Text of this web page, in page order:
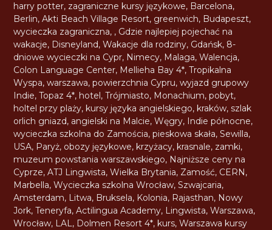
harry potter, zagraniczne kursy językowe, Barcelona,
Berlin,Akti Beach Village Resort, greenwich, Budapeszt,
wycieczka zagraniczna, , Gdzie najlepiej pojechać na
wakacje, Disneyland,Wakacje dla rodziny, Gdańsk, 8-
dniowe wycieczki na Cypr, Nimecy, Malaga,Walencja,
Colon Language Center, Mellieha Bay 4*,Tropikalna
Wyspa,warszawa,powierzchnia Cypru,wyjazd grupowy
Indie,Topaz 4*, hotel ,Trójmiasto, Monachium,pobyt,
holtel przy plaży, kursy języka angielskiego, kraków,szlak
orlich gniazd, angielski na Malcie,Węgry, Indie północne,
wycieczka szkolna do Zamościa,pieskowa skała,Sewilla,
USA, Paryż, obozy językowe, krzyżacy, krasnale, zamki,
muzeum powstania warszawskiego, Najniższe ceny na
Cyprze,ATJ Lingwista,Wielka Brytania, Zamość, CERN ,
Marbella,Wycieczka szkolna Wrocław,Szwajcaria,
Amsterdam, Litwa, Bruksela, Kolonia, Rajasthan, Nowy
Jork,Teneryfa,Actilingua Academy, Lingwista,Warszawa,
Wrocław, LAL, Dolmen Resort 4*, kurs,Warszawa kursy